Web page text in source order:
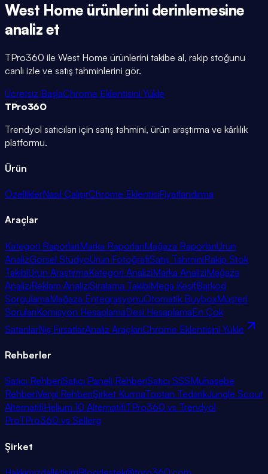
West Home ürünlerini derinlemesine
analiz et
TPro360 ile West Home ürünlerini takibe al, rakip stoğunu
canlı izle ve satış tahminlerini gör.
Ücretsiz BaşlaChrome Eklentisini Yükle
TPro360
Trendyol satıcıları için satış tahmini, ürün araştırma ve kârlılık
platformu.
Ürün
ÖzelliklerNasıl ÇalışırChrome EklentisiFiyatlandırma
Araçlar
Kategori RaporlarıMarka RaporlarıMağaza RaporlarıÜrün
AnalizGörsel StüdyoÜrün FotoğrafıSatış TahminiRakip Stok
TakibiÜrün AraştırmaKategori AnaliziMarka AnaliziMağaza
AnaliziReklam AnaliziSıralama TakibiMega KeşifBarkod
SorgulamaMağaza EntegrasyonuOtomatik BuyboxMüşteri
SorularıKomisyon HesaplamaDesi HesaplamaEn Çok
SatanlarNiş FırsatlarAnaliz AraçlarıChrome Eklentisini Yükle
Rehberler
Satıcı RehberiSatıcı Paneli RehberiSatıcı SSSMuhasebe
RehberiVergi RehberiŞirket KurmaToptan TedarikJungle Scout
AlternatifiHelium 10 AlternatifiTPro360 vs Trendyol
ProTPro360 vs Sellerg
Şirket